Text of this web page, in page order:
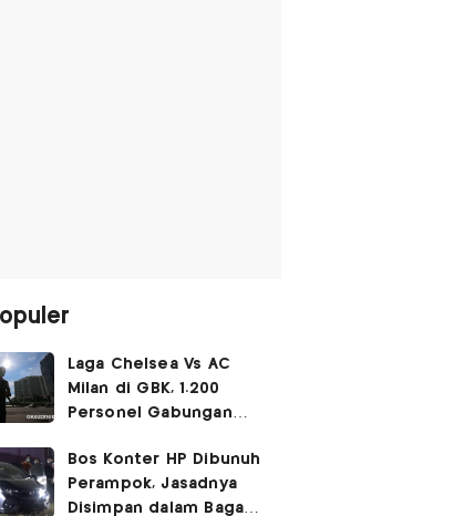
Laga Chelsea Vs AC
Milan di GBK, 1.200
Personel Gabungan
Bos Konter HP Dibunuh
Perampok, Jasadnya
Disimpan dalam Bagasi